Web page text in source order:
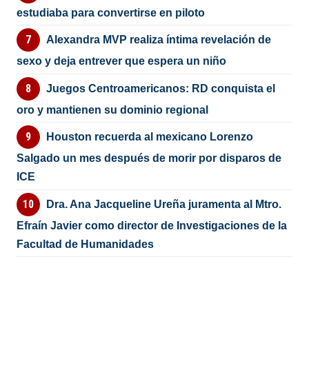
estudiaba para convertirse en piloto
Alexandra MVP realiza íntima revelación de
sexo y deja entrever que espera un niño
Juegos Centroamericanos: RD conquista el
oro y mantienen su dominio regional
Houston recuerda al mexicano Lorenzo
Salgado un mes después de morir por disparos de
ICE
Dra. Ana Jacqueline Ureña juramenta al Mtro.
Efraín Javier como director de Investigaciones de la
Facultad de Humanidades